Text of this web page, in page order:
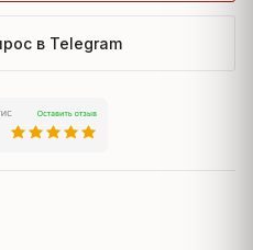
в Telegram